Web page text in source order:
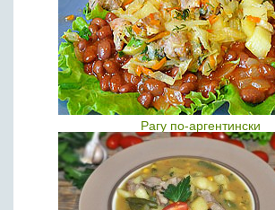
Рагу по-аргентински